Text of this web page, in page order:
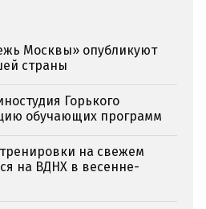
Москвы» опубликуют
страны
Горького
обучающих программ
на свежем
на ВДНХ в весенне-